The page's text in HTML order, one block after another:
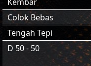
Colok Bebas
Tengah Tepi
D 50 - 50